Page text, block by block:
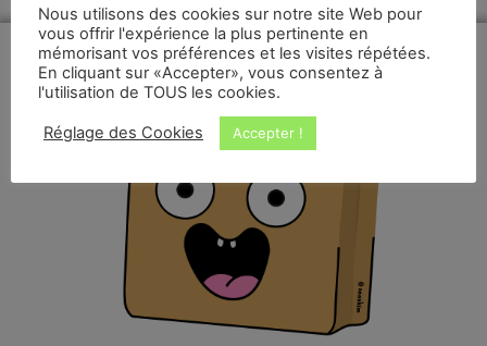
Nous utilisons des cookies sur notre site Web pour
vous offrir l'expérience la plus pertinente en
mémorisant vos préférences et les visites répétées.
En cliquant sur «Accepter», vous consentez à
l'utilisation de TOUS les cookies.
Réglage des Cookies Accepter !